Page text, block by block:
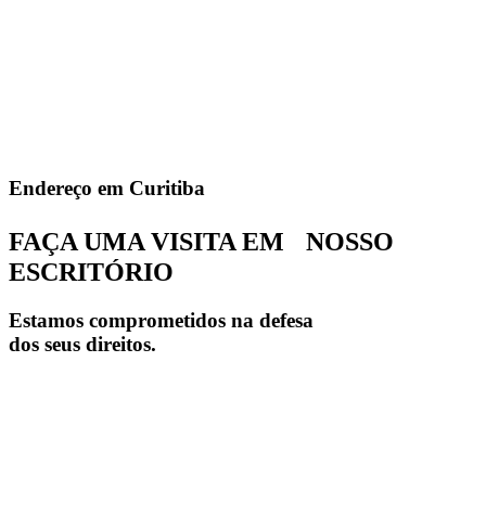
Endereço em Curitiba
FAÇA UMA VISITA EM NOSSO
ESCRITÓRIO
Estamos comprometidos na defesa
dos seus direitos.